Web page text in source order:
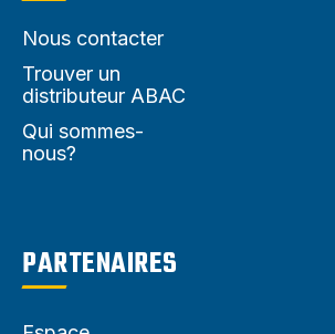
Nous contacter
Trouver un
distributeur ABAC
Qui sommes-
nous?
PARTENAIRES